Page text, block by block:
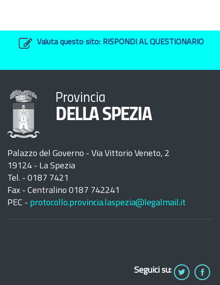
Valuta questo sito: RISPONDI AL QUESTIONARIO
Provincia
DELLA SPEZIA
Palazzo del Governo - Via Vittorio Veneto, 2
19124 - La Spezia
Tel. - 0187 7421
Fax - Centralino 0187 742241
PEC - protocollo.provincia.laspezia@legalmail.it
Seguici su: